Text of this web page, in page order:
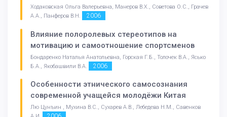
Ходаковская Ольга Валерьевна, Манеров В.Х., Советова О.С., Грачев
А.А., Панферов В.Н.
2006
Влияние полоролевых стереотипов на
мотивацию и самоотношение спортсменов
Бондаренко Наталья Анатольевна, Горская Г.Б., Толочек В.А., Ясько
Б.А., Якобашвили В.А.
2006
Особенности этнического самосознания
современной учащейся молодёжи Китая
Лю Цунъин , Мухина В.С., Сухарев А.В., Лебедева Н.М., Савенков